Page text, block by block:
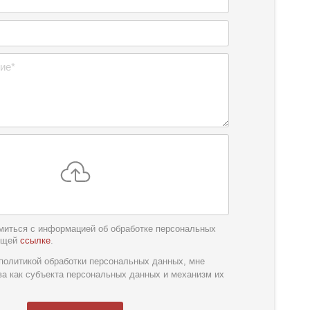
с информацией об обработке персональных
ссылке.
*
обработки персональных данных, мне
как субъекта персональных данных и механизм их